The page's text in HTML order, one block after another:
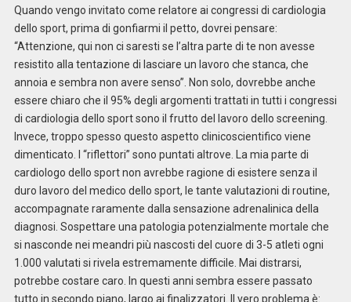
Quando vengo invitato come relatore ai congressi di cardiologia
dello sport, prima di gonfiarmi il petto, dovrei pensare:
“Attenzione, qui non ci saresti se l’altra parte di te non avesse
resistito alla tentazione di lasciare un lavoro che stanca, che
annoia e sembra non avere senso”. Non solo, dovrebbe anche
essere chiaro che il 95% degli argomenti trattati in tutti i congressi
di cardiologia dello sport sono il frutto del lavoro dello screening.
Invece, troppo spesso questo aspetto clinicoscientifico viene
dimenticato. I “riflettori” sono puntati altrove. La mia parte di
cardiologo dello sport non avrebbe ragione di esistere senza il
duro lavoro del medico dello sport, le tante valutazioni di routine,
accompagnate raramente dalla sensazione adrenalinica della
diagnosi. Sospettare una patologia potenzialmente mortale che
si nasconde nei meandri più nascosti del cuore di 3-5 atleti ogni
1.000 valutati si rivela estremamente difficile. Mai distrarsi,
potrebbe costare caro. In questi anni sembra essere passato
tutto in secondo piano, largo ai finalizzatori. Il vero problema è: